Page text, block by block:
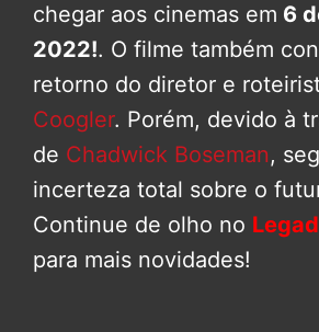
chegar aos cinemas em 6
2022!. O filme também
retorno do diretor e
Coogler. Porém, devido à
de Chadwick Boseman,
incerteza total sobre o
Continue de olho no
para mais novidades!